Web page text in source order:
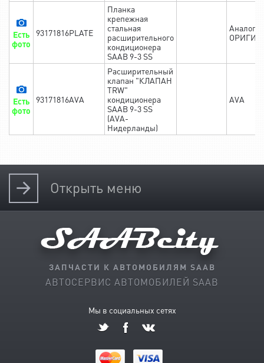
Есть
фото
93171816PLATE
Планка
крепежная
стальная
расширительного
кондиционера
SAAB 9-3 SS
Аналог
Есть
фото
93171816AVA
Расширительный
клапан "КЛАПАН
TRW"
кондиционера
SAAB 9-3 SS
(AVA-
Нидерланды)
AVA
Открыть меню
ЗАПЧАСТИ К АВТОМОБИЛЯМ SAAB
АВТОСЕРВИС АВТОМОБИЛЕЙ SAAB
Мы в социальных сетях